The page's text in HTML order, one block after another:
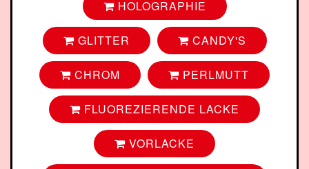
HOLOGRAPHIE
GLITTER CANDY'S
CHROM PERLMUTT
FLUOREZIERENDE LACKE
VORLACKE